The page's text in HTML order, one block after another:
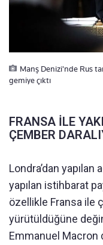
Manş Denizi'nde Rus
gemiye çıktı
FRANSA İLE
ÇEMBER
Londra’dan
yapılan istihbarat
özellikle Fransa ile
yürütüldüğüne
Emmanuel Macron